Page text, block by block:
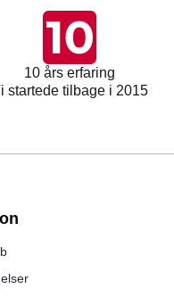
10 års erfaring
startede tilbage i 2015